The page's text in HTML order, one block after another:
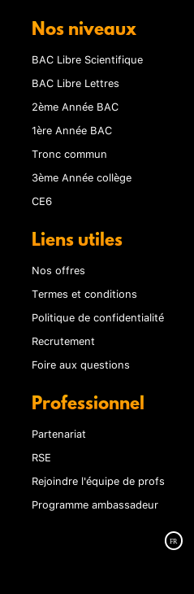
Nos niveaux
BAC Libre Scientifique
BAC Libre Lettres
2ème Année BAC
1ère Année BAC
Tronc commun
3ème Année collège
CE6
Liens utiles
Nos offres
Termes et conditions
Politique de confidentialité
Recrutement
Foire aux questions
Professionnel
Partenariat
RSE
Rejoindre l'équipe de profs
Programme ambassadeur